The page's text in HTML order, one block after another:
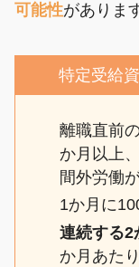
可能性がありま
特定受給
離職直前
か月以上
間外労働
1か月に
連続する2
か月あた